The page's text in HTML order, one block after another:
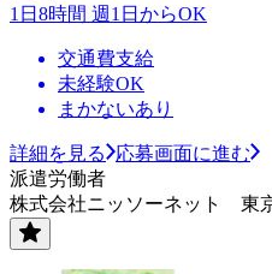
1日8時間 週1日からOK
交通費支給
未経験OK
まかないあり
詳細を見る
応募画面に進む
派遣労働者
株式会社ニッソーネット 東